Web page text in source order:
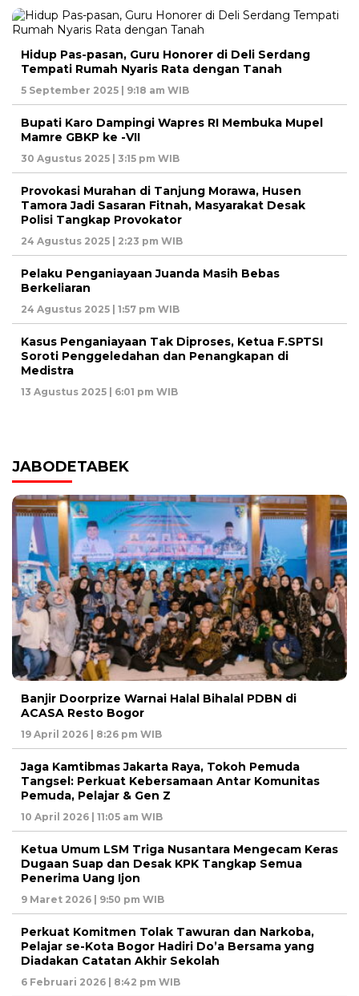
Hidup Pas-pasan, Guru Honorer di Deli Serdang
Tempati Rumah Nyaris Rata dengan Tanah
5 September 2025 | 9:18 am WIB
Bupati Karo Dampingi Wapres RI Membuka Mupel
Mamre GBKP ke -VII
30 Agustus 2025 | 3:15 pm WIB
Provokasi Murahan di Tanjung Morawa, Husen
Tamora Jadi Sasaran Fitnah, Masyarakat Desak
Polisi Tangkap Provokator
24 Agustus 2025 | 2:23 pm WIB
Pelaku Penganiayaan Juanda Masih Bebas
Berkeliaran
24 Agustus 2025 | 1:57 pm WIB
Kasus Penganiayaan Tak Diproses, Ketua F.SPTSI
Soroti Penggeledahan dan Penangkapan di
Medistra
13 Agustus 2025 | 6:01 pm WIB
JABODETABEK
Banjir Doorprize Warnai Halal Bihalal PDBN di
ACASA Resto Bogor
19 April 2026 | 8:26 pm WIB
Jaga Kamtibmas Jakarta Raya, Tokoh Pemuda
Tangsel: Perkuat Kebersamaan Antar Komunitas
Pemuda, Pelajar & Gen Z
10 April 2026 | 11:05 am WIB
Ketua Umum LSM Triga Nusantara Mengecam Keras
Dugaan Suap dan Desak KPK Tangkap Semua
Penerima Uang Ijon
9 Maret 2026 | 9:50 pm WIB
Perkuat Komitmen Tolak Tawuran dan Narkoba,
Pelajar se-Kota Bogor Hadiri Do’a Bersama yang
Diadakan Catatan Akhir Sekolah
6 Februari 2026 | 8:42 pm WIB